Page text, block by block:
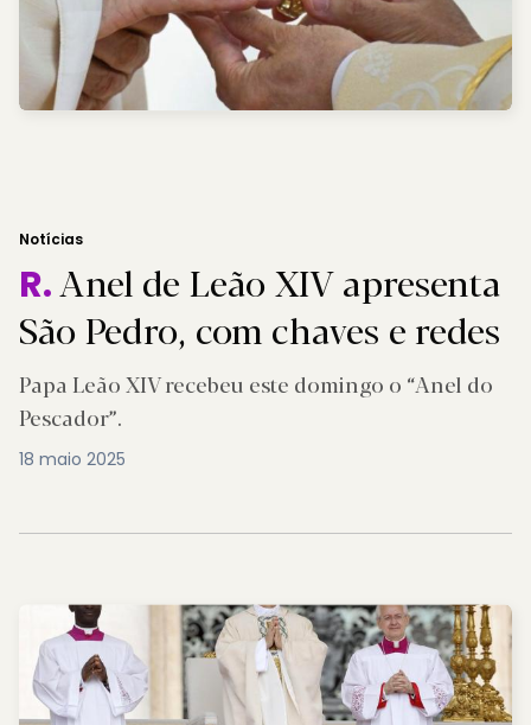
Notícias
R.Anel de Leão XIV apresenta
São Pedro, com chaves e redes
Papa Leão XIV recebeu este domingo o “Anel do
Pescador”.
18 maio 2025